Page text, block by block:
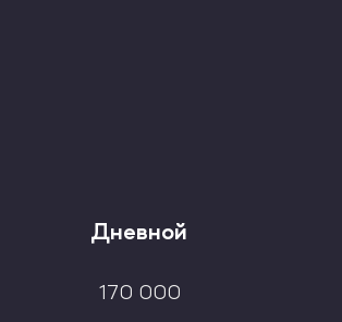
Дневной
170 000
5 666
6 833
708
854